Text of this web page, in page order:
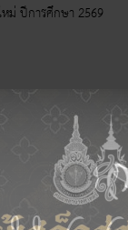
ม่ ปีการศึกษา 2569
กล่องพยาบาลฮีลใ